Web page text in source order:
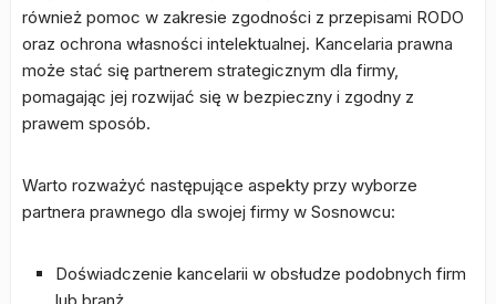
również pomoc w zakresie zgodności z przepisami RODO
oraz ochrona własności intelektualnej. Kancelaria prawna
może stać się partnerem strategicznym dla firmy,
pomagając jej rozwijać się w bezpieczny i zgodny z
prawem sposób.
Warto rozważyć następujące aspekty przy wyborze
partnera prawnego dla swojej firmy w Sosnowcu:
Doświadczenie kancelarii w obsłudze podobnych firm